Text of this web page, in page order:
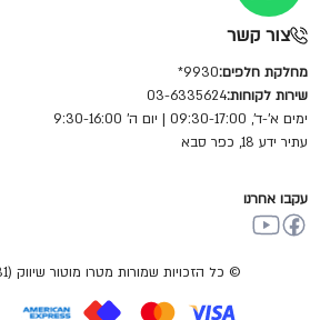
צור קשר
מחלקת חלפים:9930*
שירות לקוחות:03-6335624
ימים א'-ד', 09:30-17:00 | יום ה' 9:30-16:00
עתיר ידע 18, כפר סבא
עקבו אחרנו
© כל הזכויות שמורות מטרו מוטור שיווק (1981) בע"מ